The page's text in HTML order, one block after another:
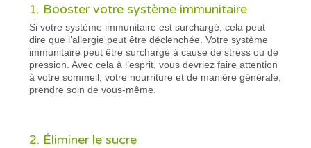
1. Booster votre système immunitaire
Si votre système immunitaire est surchargé, cela peut
dire que l’allergie peut être déclenchée. Votre système
immunitaire peut être surchargé à cause de stress ou de
pression. Avec cela à l’esprit, vous devriez faire attention
à votre sommeil, votre nourriture et de manière générale,
prendre soin de vous-même.
2. Éliminer le sucre